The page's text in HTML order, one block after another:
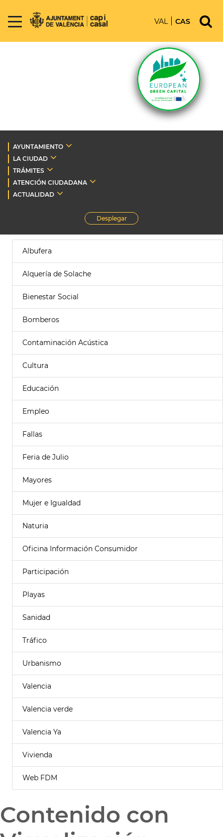
VAL CAS
AYUNTAMIENTO
LA CIUDAD
TRÁMITES
ATENCIÓN CIUDADANA
ACTUALIDAD
Desplegar
Albufera
Alquería de Solache
Bienestar Social
Bomberos
Contaminación Acústica
Cultura
Educación
Empleo
Fallas
Feria de Julio
Mayores
Mujer e Igualdad
Naturia
Oficina Información Consumidor
Participación
Playas
Sanidad
Tráfico
Urbanismo
Valencia
Valencia verde
Valencia Ya
Vivienda
Web FDM
Contenido con